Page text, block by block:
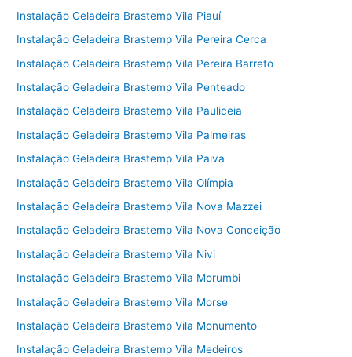
Instalação Geladeira Brastemp Vila Piauí
Instalação Geladeira Brastemp Vila Pereira Cerca
Instalação Geladeira Brastemp Vila Pereira Barreto
Instalação Geladeira Brastemp Vila Penteado
Instalação Geladeira Brastemp Vila Pauliceia
Instalação Geladeira Brastemp Vila Palmeiras
Instalação Geladeira Brastemp Vila Paiva
Instalação Geladeira Brastemp Vila Olímpia
Instalação Geladeira Brastemp Vila Nova Mazzei
Instalação Geladeira Brastemp Vila Nova Conceição
Instalação Geladeira Brastemp Vila Nivi
Instalação Geladeira Brastemp Vila Morumbi
Instalação Geladeira Brastemp Vila Morse
Instalação Geladeira Brastemp Vila Monumento
Instalação Geladeira Brastemp Vila Medeiros